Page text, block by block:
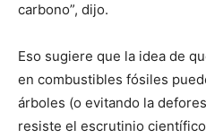
carbono”, dijo.
Eso sugiere que la idea de
en combustibles fósiles
árboles (o evitando la
resiste el escrutinio